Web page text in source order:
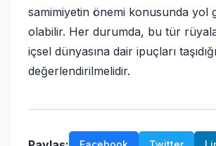
samimiyetin önemi konusunda yol
olabilir. Her durumda, bu tür
içsel dünyasına dair ipuçları
değerlendirilmelidir.